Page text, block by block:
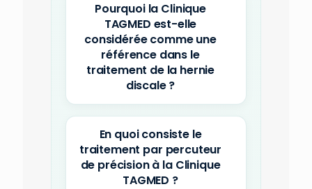
Pourquoi la Clinique
TAGMED est-elle
considérée comme une
référence dans le
traitement de la hernie
discale ?
En quoi consiste le
traitement par percuteur
de précision à la Clinique
TAGMED ?